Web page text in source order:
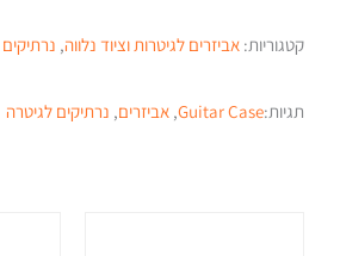
קטגוריות: אביזרים לגיטרות וציוד נלווה, נרתיקים
תגיות:Guitar Case
, אביזרים, נרתיקים לגיטרה